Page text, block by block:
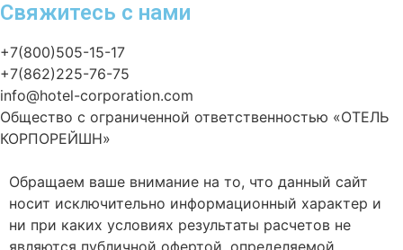
Свяжитесь с нами
+7(800)505-15-17
+7(862)225-76-75
info@hotel-corporation.com
Общество с ограниченной ответственностью «ОТЕЛЬ
КОРПОРЕЙШН»
Обращаем ваше внимание на то, что данный сайт
носит исключительно информационный характер и
ни при каких условиях результаты расчетов не